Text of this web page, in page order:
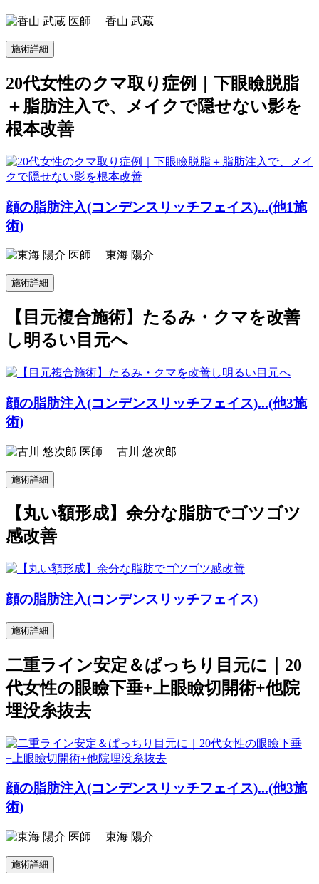
香山 武蔵
施術詳細
20代女性のクマ取り症例｜下眼瞼脱脂
＋脂肪注入で、メイクで隠せない影を
根本改善
顔の脂肪注入(コンデンスリッチフェイス)...(他1施
術)
東海 陽介
施術詳細
【目元複合施術】たるみ・クマを改善
し明るい目元へ
顔の脂肪注入(コンデンスリッチフェイス)...(他3施
術)
古川 悠次郎
施術詳細
【丸い額形成】余分な脂肪でゴツゴツ
感改善
顔の脂肪注入(コンデンスリッチフェイス)
施術詳細
二重ライン安定＆ぱっちり目元に｜20
代女性の眼瞼下垂+上眼瞼切開術+他院
埋没糸抜去
顔の脂肪注入(コンデンスリッチフェイス)...(他3施
術)
東海 陽介
施術詳細